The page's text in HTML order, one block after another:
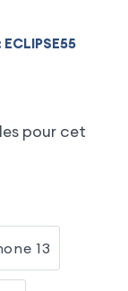
pour cet
13